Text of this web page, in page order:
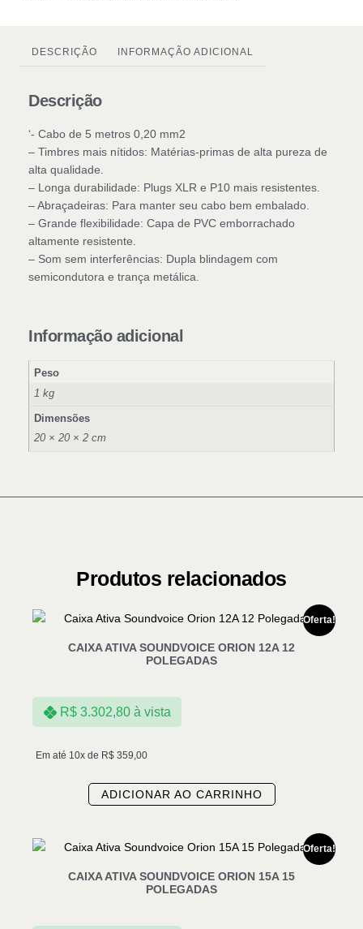
DESCRIÇÃO INFORMAÇÃO ADICIONAL
Descrição
‘- Cabo de 5 metros 0,20 mm2
– Timbres mais nítidos: Matérias-primas de alta pureza de
alta qualidade.
– Longa durabilidade: Plugs XLR e P10 mais resistentes.
– Abraçadeiras: Para manter seu cabo bem embalado.
– Grande flexibilidade: Capa de PVC emborrachado
altamente resistente.
– Som sem interferências: Dupla blindagem com
semicondutora e trança metálica.
Informação adicional
Peso
1 kg
Dimensões
20 × 20 × 2 cm
Produtos relacionados
Oferta!
CAIXA ATIVA SOUNDVOICE ORION 12A 12
POLEGADAS
Em até 10x de R$ 359,00
R$3.302,80 à vista
ADICIONAR AO CARRINHO
Oferta!
CAIXA ATIVA SOUNDVOICE ORION 15A 15
POLEGADAS